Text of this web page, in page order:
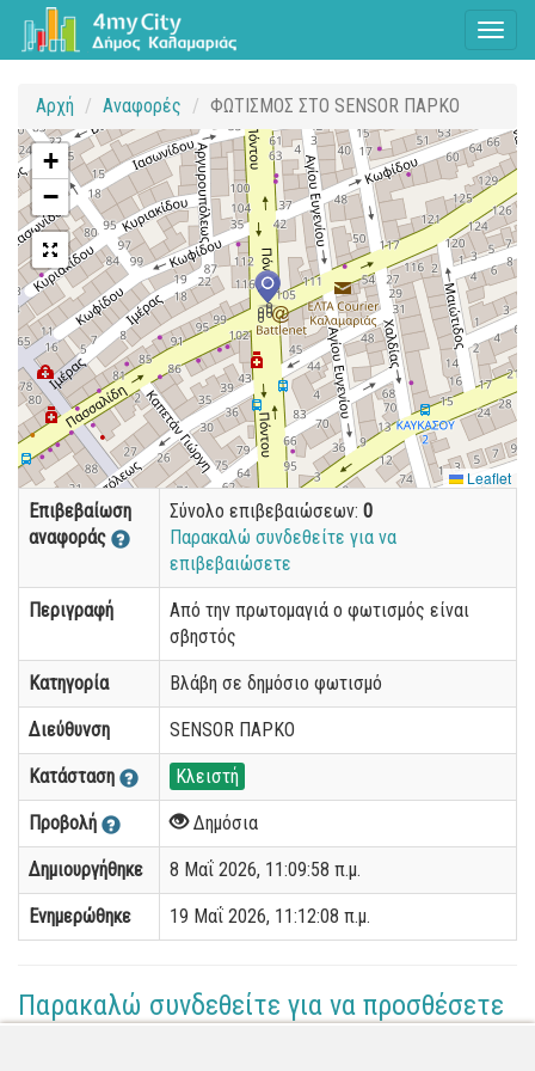
Αρχή Αναφορές ΦΩΤΙΣΜΟΣ ΣΤΟ SENSOR ΠΑΡΚΟ
+
−
Leaflet
Επιβεβαίωση
αναφοράς
Σύνολο επιβεβαιώσεων: 0
Παρακαλώ συνδεθείτε για να
επιβεβαιώσετε
Περιγραφή
Από την πρωτομαγιά ο φωτισμός είναι
σβηστός
Κατηγορία Βλάβη σε δημόσιο φωτισμό
Διεύθυνση SENSOR ΠΑΡΚΟ
Κατάσταση Κλειστή
Προβολή Δημόσια
Δημιουργήθηκε 8 Μαΐ 2026, 11:09:58 π.μ.
Ενημερώθηκε 19 Μαΐ 2026, 11:12:08 π.μ.
Παρακαλώ συνδεθείτε για να προσθέσετε